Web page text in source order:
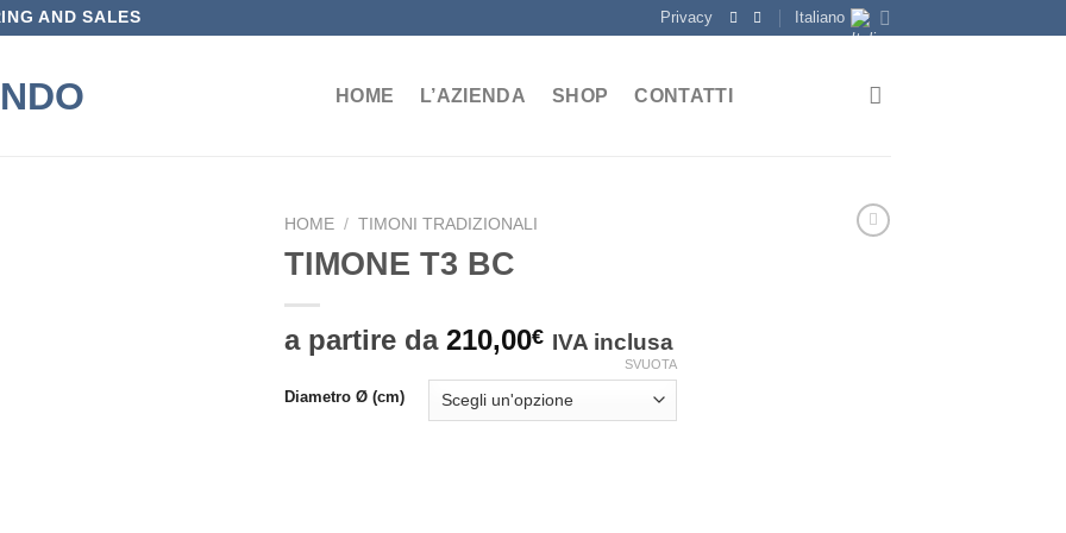
AND SALES Privacy Italiano
HOME L’AZIENDA SHOP CONTATTI
HOME / TIMONI TRADIZIONALI
TIMONE T3 BC
a partire da 210,00€ IVA inclusa
Diametro Ø (cm)
SVUOTA